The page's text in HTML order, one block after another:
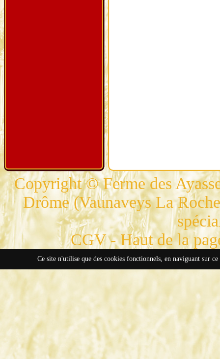
Copyright © Ferme des
Drôme (Vaunaveys La
CGV-Haut de la
Ce site n'utilise que des cookies fonctionnels, en naviguant sur